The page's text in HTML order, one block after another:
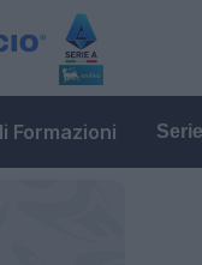
Formazioni